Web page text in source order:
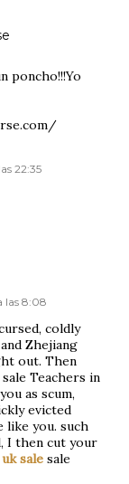
poncho!!!Yo
22:35
las 8:08
coldly
Zhejiang
out. Then
Teachers in
as scum,
evicted
like you. such
I then cut your
sale sale